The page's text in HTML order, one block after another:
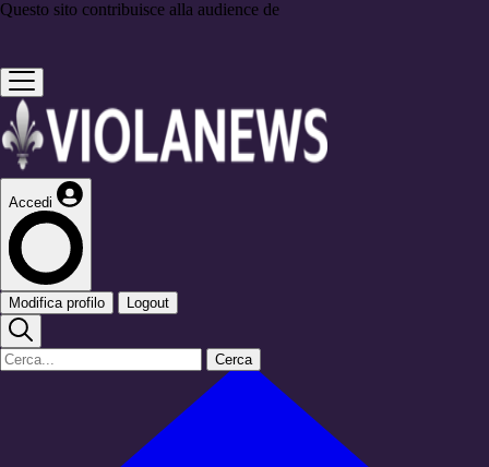
Questo sito contribuisce alla audience de
Accedi
Modifica profilo Logout
Cerca